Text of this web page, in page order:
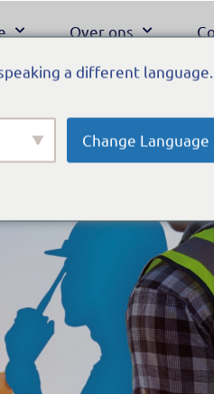
Over ons
a different language.
Change Language